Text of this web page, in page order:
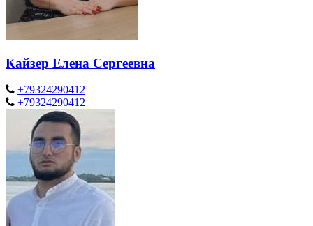
Кайзер Елена Сергеевна
+79324290412
+79324290412